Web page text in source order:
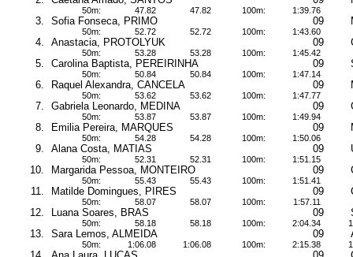
50m: 47.82 47.82 100m: 1:39.76
3. Sofia Fonseca, PRIMO 09
50m: 52.72 52.72 100m: 1:43.60
4. Anastacia, PROTOLYUK 09
50m: 53.28 53.28 100m: 1:45.42
5. Carolina Baptista, PEREIRINHA 09
50m: 50.84 50.84 100m: 1:47.14
6. Raquel Alexandra, CANCELA 09
50m: 53.62 53.62 100m: 1:47.77
7. Gabriela Leonardo, MEDINA 09
50m: 53.87 53.87 100m: 1:49.94
8. Emilia Pereira, MARQUES 09
50m: 54.28 54.28 100m: 1:50.06
9. Alana Costa, MATIAS 09
50m: 52.31 52.31 100m: 1:51.15
10. Margarida Pessoa, MONTEIRO 09
50m: 55.43 55.43 100m: 1:51.41
11. Matilde Domingues, PIRES 09
50m: 58.07 58.07 100m: 1:57.11
12. Luana Soares, BRAS 09
50m: 58.18 58.18 100m: 2:04.34
13. Sara Lemos, ALMEIDA 09
50m: 1:06.08 1:06.08 100m: 2:15.38